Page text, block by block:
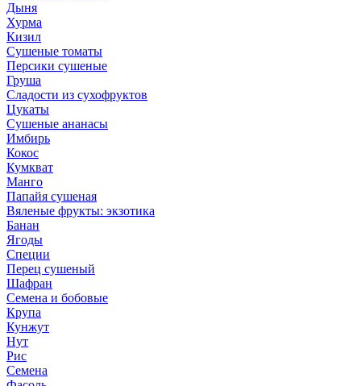
Дыня
Хурма
Кизил
Сушеные томаты
Персики сушеные
Груша
Сладости из сухофруктов
Цукаты
Cушеные ананасы
Имбирь
Кокос
Кумкват
Манго
Папайя сушеная
Вяленые фрукты: экзотика
Банан
Ягоды
Специи
Перец сушеный
Шафран
Семена и бобовые
Крупа
Кунжут
Нут
Рис
Семена